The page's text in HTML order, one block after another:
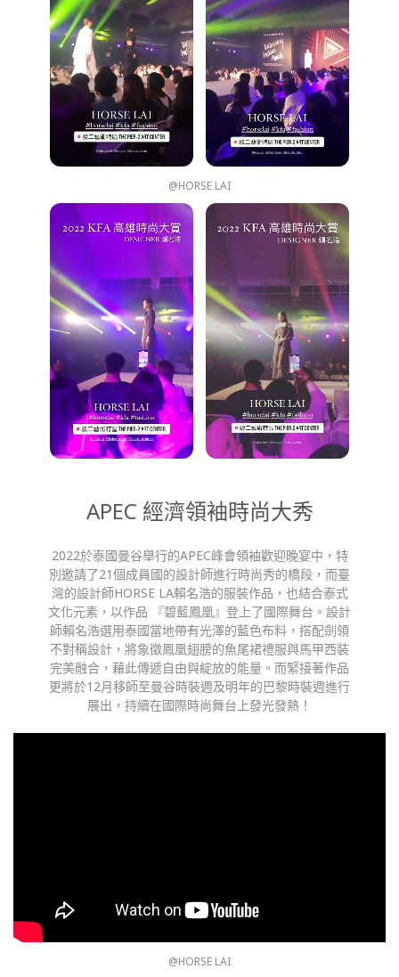
@HORSE LAI
APEC 經濟領袖時尚大秀
2022於泰國曼谷舉行的APEC峰會領袖歡迎晚宴中，特
別邀請了21個成員國的設計師進行時尚秀的橋段，而臺
灣的設計師HORSE LA賴名浩的服裝作品，也結合泰式
文化元素，以作品 『碧藍鳳凰』登上了國際舞台。設計
師賴名浩選用泰國當地帶有光澤的藍色布料，搭配劍領
不對稱設計，將象徵鳳凰翅膀的魚尾裙禮服與馬甲西裝
完美融合，藉此傳遞自由與綻放的能量。而緊接著作品
更將於12月移師至曼谷時裝週及明年的巴黎時裝週進行
展出，持續在國際時尚舞台上發光發熱！
@HORSE LAI